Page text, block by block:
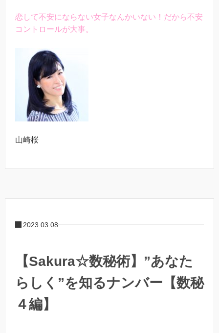
恋して不安にならない女子なんかいない！だから不安
コントロールが大事。
山崎桜
2023.03.08
【Sakura☆数秘術】”あなた
らしく”を知るナンバー【数秘
４編】